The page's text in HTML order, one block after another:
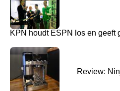
KPN houdt ESPN los en geeft
Review: